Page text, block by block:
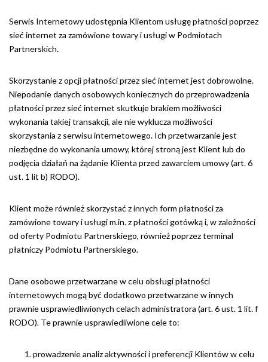
Serwis Internetowy udostępnia Klientom usługę płatności poprzez
sieć internet za zamówione towary i usługi w Podmiotach
Partnerskich.
Skorzystanie z opcji płatności przez sieć internet jest dobrowolne.
Niepodanie danych osobowych koniecznych do przeprowadzenia
płatności przez sieć internet skutkuje brakiem możliwości
wykonania takiej transakcji, ale nie wyklucza możliwości
skorzystania z serwisu internetowego. Ich przetwarzanie jest
niezbędne do wykonania umowy, której stroną jest Klient lub do
podjęcia działań na żądanie Klienta przed zawarciem umowy (art. 6
ust. 1 lit b) RODO).
Klient może również skorzystać z innych form płatności za
zamówione towary i usługi m.in. z płatności gotówką i, w zależności
od oferty Podmiotu Partnerskiego, również poprzez terminal
płatniczy Podmiotu Partnerskiego.
Dane osobowe przetwarzane w celu obsługi płatności
internetowych mogą być dodatkowo przetwarzane w innych
prawnie usprawiedliwionych celach administratora (art. 6 ust. 1 lit. f
RODO). Te prawnie usprawiedliwione cele to:
prowadzenie analiz aktywności i preferencji Klientów w celu